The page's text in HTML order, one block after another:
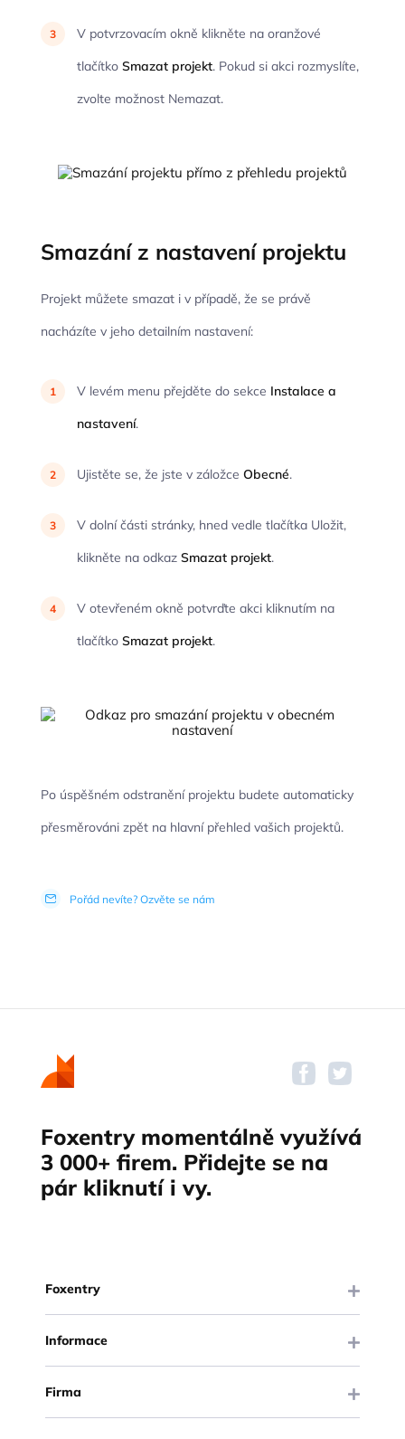
V potvrzovacím okně klikněte na oranžové
tlačítko Smazat projekt. Pokud si akci rozmyslíte,
zvolte možnost Nemazat.
Smazání z nastavení projektu
Projekt můžete smazat i v případě, že se právě
nacházíte v jeho detailním nastavení:
V levém menu přejděte do sekce Instalace a
nastavení.
Ujistěte se, že jste v záložce Obecné.
V dolní části stránky, hned vedle tlačítka Uložit,
klikněte na odkaz Smazat projekt.
V otevřeném okně potvrďte akci kliknutím na
tlačítko Smazat projekt.
Po úspěšném odstranění projektu budete automaticky
přesměrováni zpět na hlavní přehled vašich projektů.
Pořád nevíte? Ozvěte se nám
Foxentry momentálně využívá
3 000+ firem. Přidejte se na
pár kliknutí i vy.
Foxentry
Informace
Firma